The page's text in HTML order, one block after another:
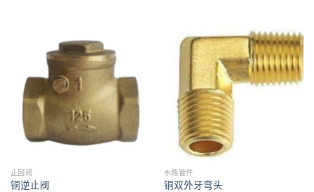
止回阀
铜逆止阀
水路管件
铜双外牙弯头